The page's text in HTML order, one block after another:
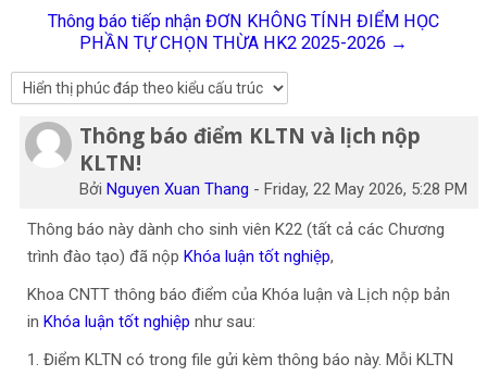
Tìm
kiếm
khoá
học
Thông báo tiếp nhận ĐƠN KHÔNG TÍNH ĐIỂM HỌC
PHẦN TỰ CHỌN THỪA HK2 2025-2026 →
Thông báo điểm KLTN và lịch nộp
KLTN!
BởiNguyen Xuan Thang -Friday, 22 May 2026, 5:28 PM
Số lượng các câu trả lời: 0
Thông báo này dành cho sinh viên K22 (tất cả các Chương
trình đào tạo) đã nộp Khóa luận tốt nghiệp,
Khoa CNTT thông báo điểm của Khóa luận và Lịch nộp bản
in Khóa luận tốt nghiệp như sau:
1. Điểm KLTN có trong file gửi kèm thông báo này. Mỗi KLTN